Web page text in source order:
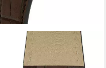
FREDERIQUE CONSTANT
Quarzuhr HIGHLIFE
WORLDTIMER